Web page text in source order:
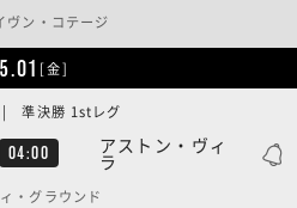
ヴン・コテージ
[金]
04:00 アストン・ヴィ
ラ
準決勝 1stレグ
・グラウンド